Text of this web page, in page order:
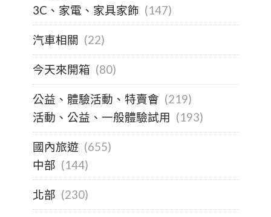
3C、家電、家具家飾 (147)
汽車相關 (22)
今天來開箱 (80)
公益、體驗活動、特賣會 (219)
活動、公益、一般體驗試用 (193)
國內旅遊 (655)
中部 (144)
北部 (230)